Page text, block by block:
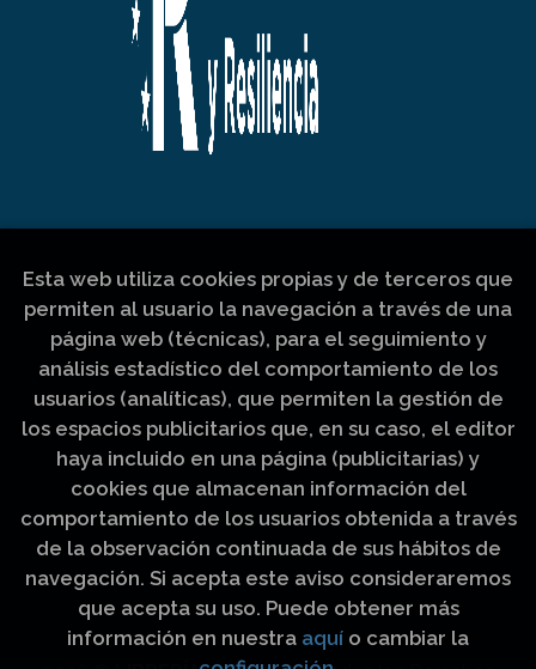
Esta web utiliza cookies propias y de terceros que
permiten al usuario la navegación a través de una
página web (técnicas), para el seguimiento y
análisis estadístico del comportamiento de los
usuarios (analíticas), que permiten la gestión de
los espacios publicitarios que, en su caso, el editor
haya incluido en una página (publicitarias) y
cookies que almacenan información del
comportamiento de los usuarios obtenida a través
de la observación continuada de sus hábitos de
navegación. Si acepta este aviso consideraremos
que acepta su uso. Puede obtener más
información en nuestra aquí o cambiar la